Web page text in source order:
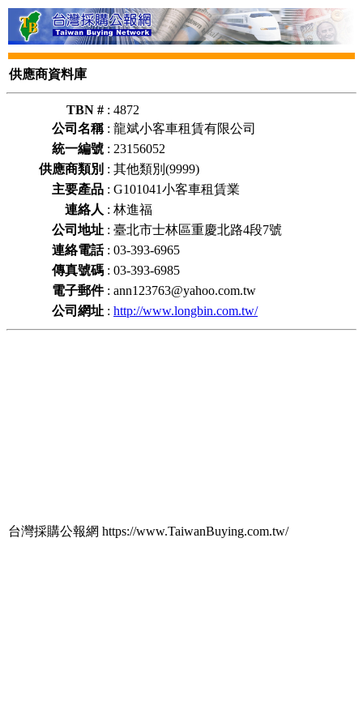
供應商資料庫
TBN # : 4872
公司名稱: 龍斌小客車租賃有限公司
統一編號 : 23156052
供應商類別 : 其他類別(9999)
主要產品 : G101041小客車租賃業
連絡人 : 林進福
公司地址 : 臺北市士林區重慶北路4段7號
連絡電話: 03-393-6965
傳真號碼 : 03-393-6985
電子郵件: ann123763@yahoo.com.tw
公司網址 : http://www.longbin.com.tw/
台灣採購公報網 https://www.TaiwanBuying.com.tw/